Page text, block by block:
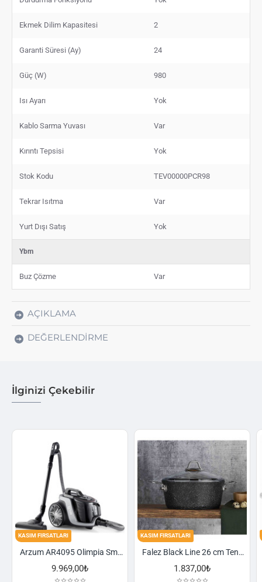
Ekmek Dilim Kapasitesi 2
Garanti Süresi (Ay) 24
Güç (W) 980
Isı Ayarı Yok
Kablo Sarma Yuvası Var
Kırıntı Tepsisi Yok
Stok Kodu TEV00000PCR98
Tekrar Isıtma Var
Yurt Dışı Satış Yok
Ybm
Buz Çözme Var
AÇIKLAMA
DEĞERLENDIRME
İlginizi Çekebilir
KASIM FIRSATLARI
Arzum AR4095 Olimpia Smart Cyclone Filtreli Süpürge - Füme
9.969,00₺
KASIM FIRSATLARI
Falez Black Line 26 cm Tencere
1.837,00₺